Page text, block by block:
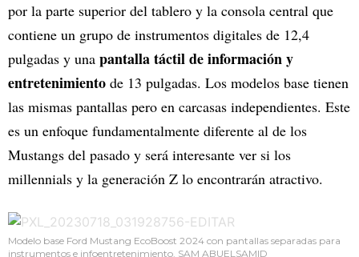
por la parte superior del tablero y la consola central que
contiene un grupo de instrumentos digitales de 12,4
pulgadas y una pantalla táctil de información y
entretenimiento de 13 pulgadas. Los modelos base tienen
las mismas pantallas pero en carcasas independientes. Este
es un enfoque fundamentalmente diferente al de los
Mustangs del pasado y será interesante ver si los
millennials y la generación Z lo encontrarán atractivo.
Modelo base Ford Mustang EcoBoost 2024 con pantallas separadas para
instrumentos e infoentretenimiento. SAM ABUELSAMID